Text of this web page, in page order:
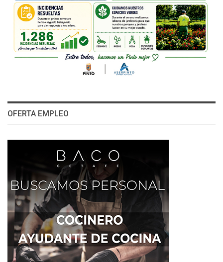
OFERTA EMPLEO